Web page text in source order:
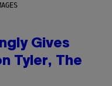
Gives
Tyler, The